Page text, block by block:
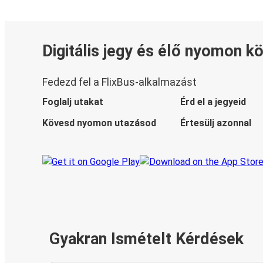
Digitális jegy és élő nyomon
Fedezd fel a FlixBus-alkalmazást
Foglalj utakat
Érd el a jegyeid
Kövesd nyomon utazásod
Értesülj azonnal
Gyakran Ismételt Kérdések